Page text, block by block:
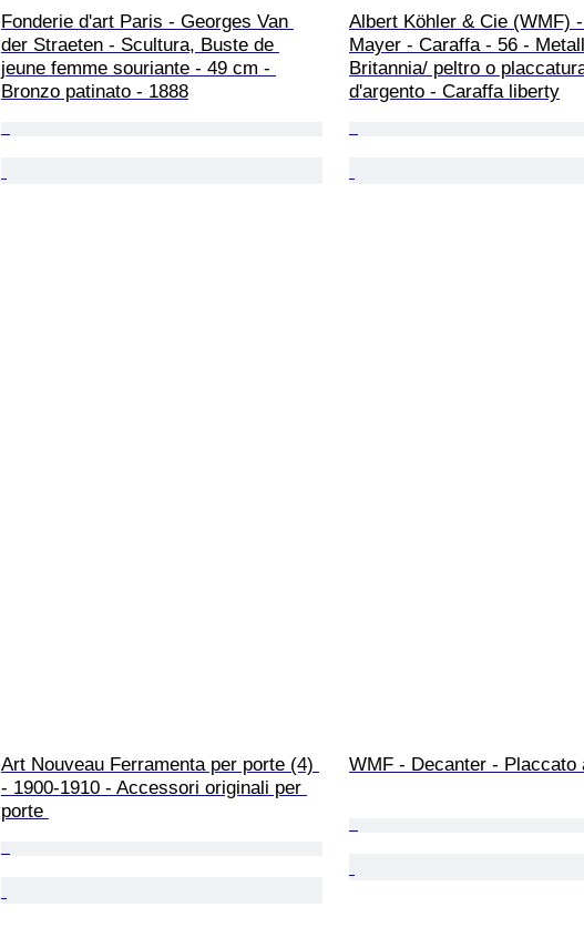
Fonderie d'art Paris - Georges Van
der Straeten - Scultura, Buste de
jeune femme souriante - 49 cm -
Bronzo patinato - 1888
Albert Köhler & Cie (WMF)
Mayer - Caraffa - 56 -
Britannia/ peltro o
d'argento - Caraffa liberty
Art Nouveau Ferramenta per porte (4)
- 1900-1910 - Accessori originali per
porte
WMF - Decanter - Placcato